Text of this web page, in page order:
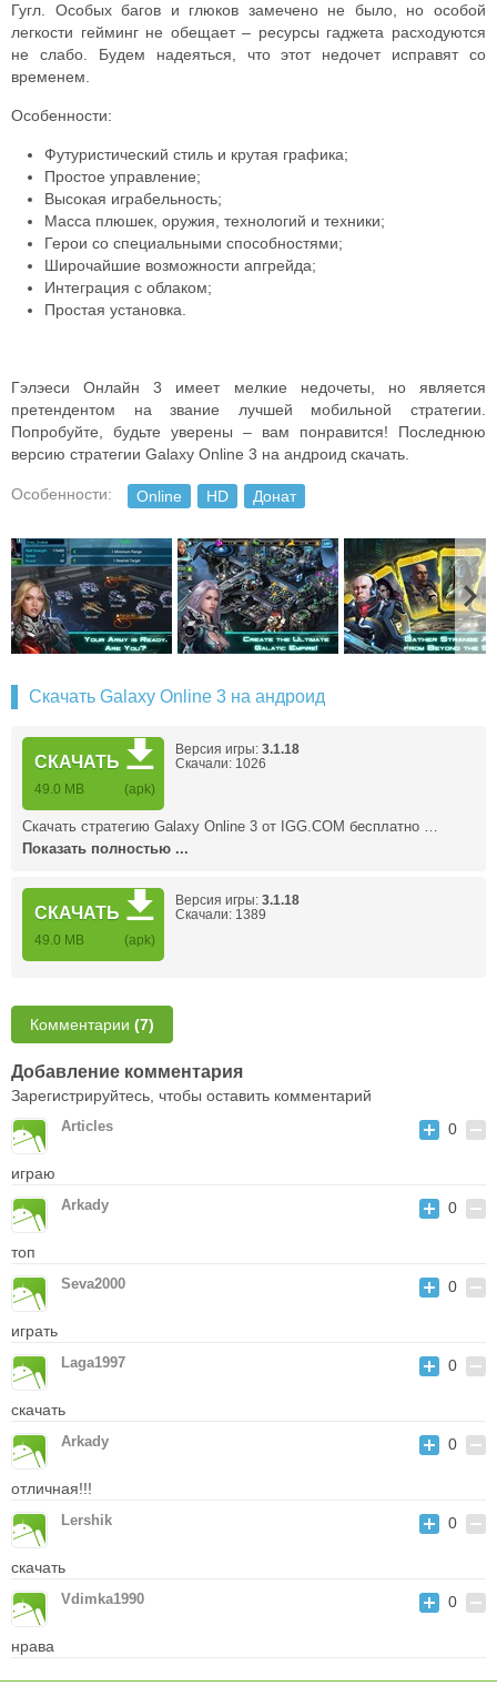
Гугл. Особых багов и глюков замечено не было, но особой
легкости гейминг не обещает – ресурсы гаджета расходуются
не слабо. Будем надеяться, что этот недочет исправят со
временем.
Особенности:
Футуристический стиль и крутая графика;
Простое управление;
Высокая играбельность;
Масса плюшек, оружия, технологий и техники;
Герои со специальными способностями;
Широчайшие возможности апгрейда;
Интеграция с облаком;
Простая установка.
Гэлэеси Онлайн 3 имеет мелкие недочеты, но является
претендентом на звание лучшей мобильной стратегии.
Попробуйте, будьте уверены – вам понравится! Последнюю
версию стратегии Galaxy Online 3 на андроид скачать.
Особенности: Online HD Донат
Скачать Galaxy Online 3 на андроид
СКАЧАТЬ
49.0 MB (apk)
Версия игры: 3.1.18
Скачали: 1026
Скачать стратегию Galaxy Online 3 от IGG.COM бесплатно …
Показать полностью ...
СКАЧАТЬ
49.0 MB (apk)
Версия игры: 3.1.18
Скачали: 1389
Комментарии (7)
Добавление комментария
Зарегистрируйтесь, чтобы оставить комментарий
Articles 0
играю
Arkady 0
топ
Seva2000 0
играть
Laga1997 0
скачать
Arkady 0
отличная!!!
Lershik 0
скачать
Vdimka1990 0
нрава